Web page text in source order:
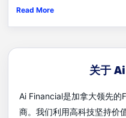
Read More
关于
Ai Financial是加拿大领先的
商。我们利用高科技坚持价